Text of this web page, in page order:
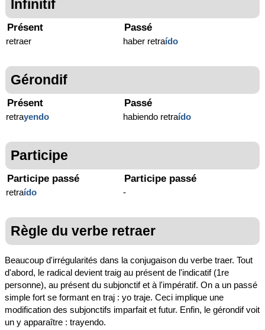
Infinitif
Présent
retraer
Passé
haber retraído
Gérondif
Présent
retrayendo
Passé
habiendo retraído
Participe
Participe passé
retraído
Participe passé
-
Règle du verbe retraer
Beaucoup d'irrégularités dans la conjugaison du verbe traer. Tout
d'abord, le radical devient traig au présent de l'indicatif (1re
personne), au présent du subjonctif et à l'impératif. On a un passé
simple fort se formant en traj : yo traje. Ceci implique une
modification des subjonctifs imparfait et futur. Enfin, le gérondif voit
un y apparaître : trayendo.